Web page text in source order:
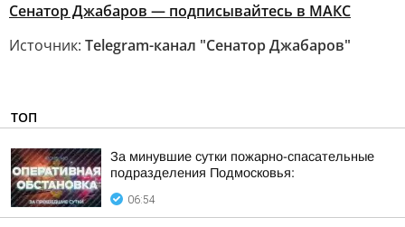
Сенатор Джабаров — подписывайтесь в МАКС
Источник: Telegram-канал "Сенатор Джабаров"
ТОП
За минувшие сутки пожарно-спасательные
подразделения Подмосковья:
06:54